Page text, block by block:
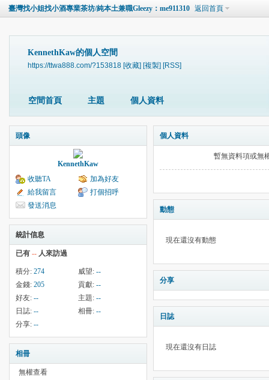
臺灣找小姐找小酒專業茶坊/純本土兼職Gleezy：me911310 返回首頁
KennethKaw的個人空間
https://ttwa888.com/?153818 [收藏] [複製] [RSS]
空間首頁 主題 個人資料
頭像
KennethKaw
收聽TA
加為好友
給我留言
打個招呼
發送消息
統計信息
已有 -- 人來訪過
積分: 274 威望: --
金錢: 205 貢獻: --
好友: -- 主題: --
日誌: -- 相冊: --
分享: --
相冊
無權查看
個人資料
暫無資料項或無
動態
現在還沒有動態
分享
日誌
現在還沒有日誌